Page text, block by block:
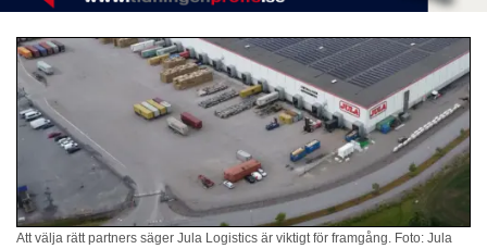
Att välja rätt partners säger Jula Logistics är viktigt för framgång. Foto: Jula